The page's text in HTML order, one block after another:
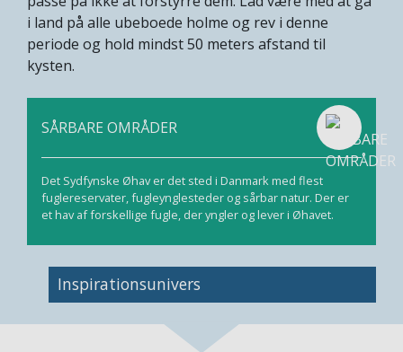
i land på alle ubeboede holme og rev i denne
periode og hold mindst 50 meters afstand til
kysten.
SÅRBARE OMRÅDER
Det Sydfynske Øhav er det sted i Danmark med flest
fuglereservater, fugleynglesteder og sårbar natur. Der er
et hav af forskellige fugle, der yngler og lever i Øhavet.
Inspirationsunivers